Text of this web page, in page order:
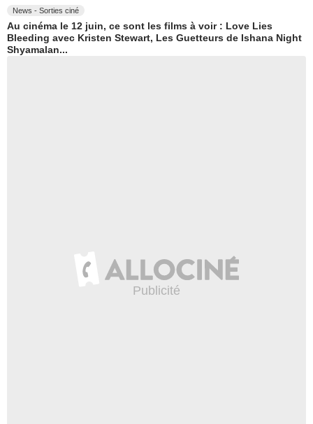
News - Sorties ciné
Au cinéma le 12 juin, ce sont les films à voir : Love Lies
Bleeding avec Kristen Stewart, Les Guetteurs de Ishana Night
Shyamalan...